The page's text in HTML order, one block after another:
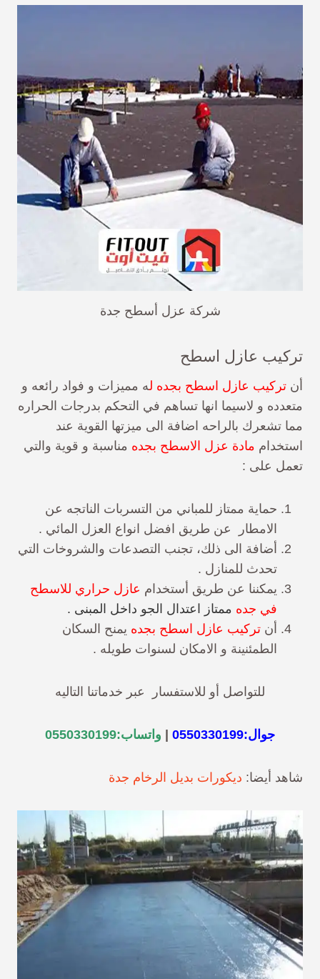
شركة عزل أسطح جدة
تركيب عازل اسطح
أن تركيب عازل اسطح بجده له مميزات و فواد رائعه و
متعدده و لاسيما انها تساهم في التحكم بدرجات الحراره
مما تشعرك بالراحه اضافة الى ميزتها القوية عند
استخدام مادة عزل الاسطح بجده مناسبة و قوية والتي
تعمل على :
حماية ممتاز للمباني من التسربات الناتجه عن
الامطار عن طريق افضل انواع العزل المائي .
أضافة الى ذلك، تجنب التصدعات والشروخات التي
تحدث للمنازل .
يمكننا عن طريق أستخدام عازل حراري للاسطح
في جده ممتاز اعتدال الجو داخل المبنى .
أن تركيب عازل اسطح بجده يمنح السكان
الطمئنينة و الامكان لسنوات طويله .
للتواصل أو للاستفسار عبر خدماتنا التاليه
جوال:0550330199 واتساب:0550330199
شاهد أيضا: ديكورات بديل الرخام جدة